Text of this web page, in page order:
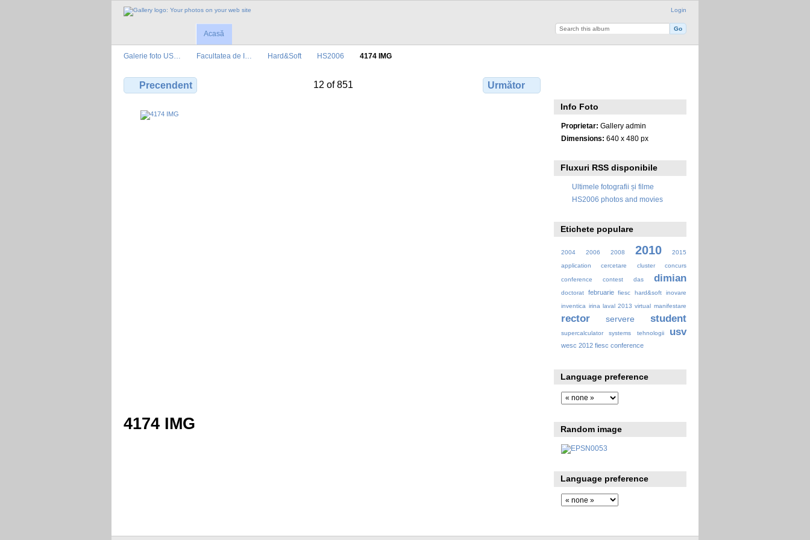
Login
Acasă
Galerie foto US… Facultatea de I… Hard&Soft HS2006 4174 IMG
Precendent 12 of 851 Următor
4174 IMG
Info Foto
Proprietar: Gallery admin
Dimensions: 640 x 480 px
Fluxuri RSS disponibile
Ultimele fotografii și filme
HS2006 photos and movies
Etichete populare
2004 2006 2008 2010
2015
application
cercetare cluster concurs
conference contest das dimian
doctorat februarie fiesc hard&soft
inovare
inventica irina laval 2013 virtual manifestare
rector servere student
supercalculator systems tehnologii usv
wesc 2012 fiesc conference
Language preference
Random image
Language preference